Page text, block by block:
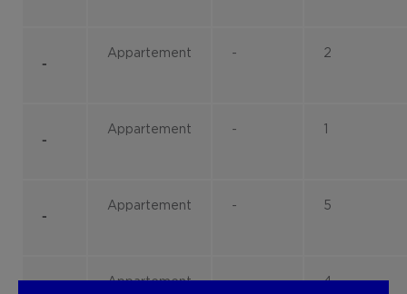
-
Appartement - 2
-
Appartement -
-
Appartement - 5
Appartement - 4